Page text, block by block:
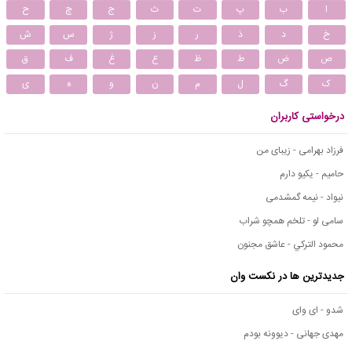
ا ب پ ت ث ج چ
ح
خ
د ذ ر ز ژ س
ش
ص
ض ط ظ ع غ ف
ق
ک
گ ل م ن و ه ی
درخواستی کاربران
فرزاد بهرامی - زیبای من
حامیم - یکیو دارم
نیواد - نیمه گمشدمی
سامی لو - تلخم همچو شراب
محمود التركي - عاشق مجنون
جدیدترین ها در نکست وان
شدو - ای وای
مهدی جهانی - دیوونه بودم